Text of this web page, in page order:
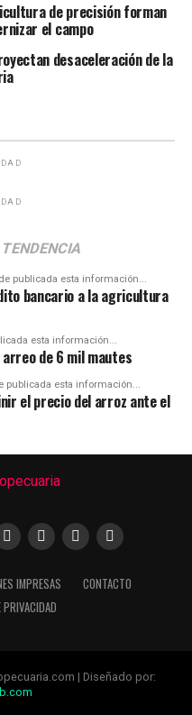
de precisión forman
el campo
desaceleración de la
TENDENCIA
publicada esta información...
bancario a la agricultura
esta información...
de 6 mil mautes
publicada esta información...
el precio del arroz ante el
IMPRESAS
CONTACTO
| Diseñado por: